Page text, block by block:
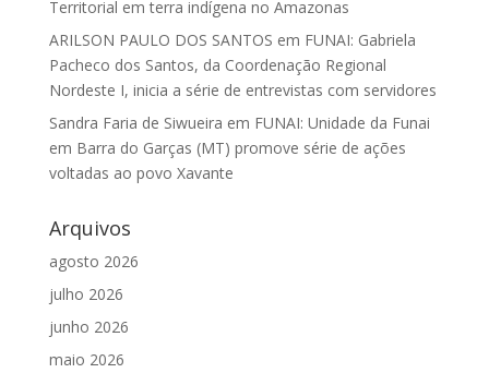
Territorial em terra indígena no Amazonas
ARILSON PAULO DOS SANTOS em FUNAI: Gabriela
Pacheco dos Santos, da Coordenação Regional
Nordeste I, inicia a série de entrevistas com servidores
Sandra Faria de Siwueira em FUNAI: Unidade da Funai
em Barra do Garças (MT) promove série de ações
voltadas ao povo Xavante
Arquivos
agosto 2026
julho 2026
junho 2026
maio 2026